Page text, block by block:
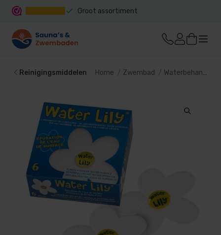
Groot assortiment
Reinigingsmiddelen Home Zwembad Waterbehandeling